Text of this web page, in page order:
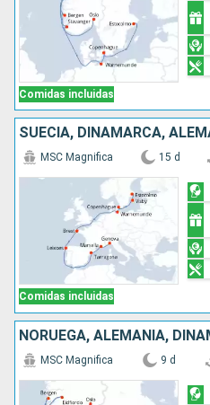
Comidas incluidas
Comidas incluidas
MSC Magnifica 15 d
MSC Magnifica 9 d